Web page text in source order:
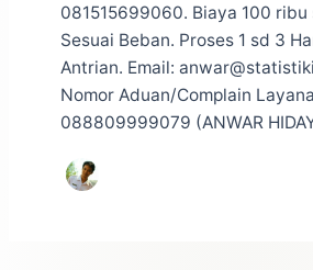
081515699060. Biaya 100
Sesuai Beban. Proses 1 sd 3
Antrian. Email:
Nomor Aduan/Complain
088809999079 (ANWAR